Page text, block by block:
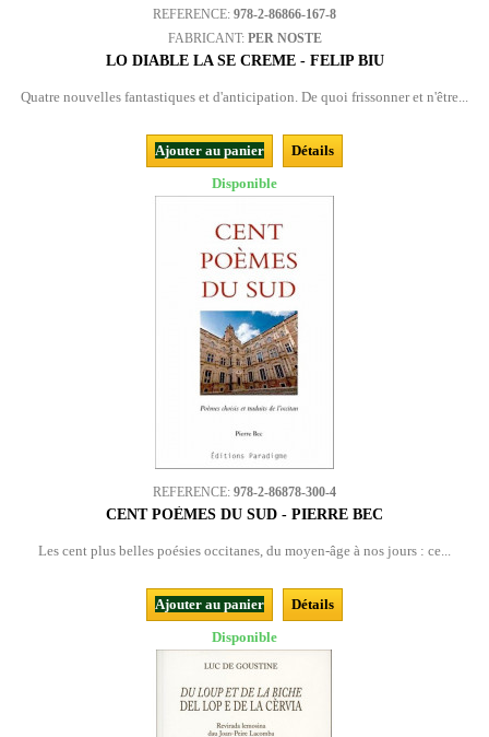
REFERENCE: 978-2-86866-167-8
FABRICANT: PER NOSTE
LO DIABLE LA SE CREME - FELIP BIU
Quatre nouvelles fantastiques et d'anticipation. De quoi frissonner et n'être...
Ajouter au panier
Détails
Disponible
REFERENCE: 978-2-86878-300-4
CENT POÈMES DU SUD - PIERRE BEC
Les cent plus belles poésies occitanes, du moyen-âge à nos jours : ce...
Ajouter au panier
Détails
Disponible